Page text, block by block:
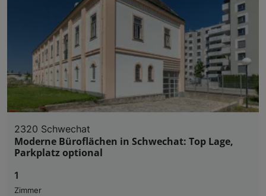
2320 Schwechat
Moderne Büroflächen in Schwechat: Top Lage,
Parkplatz optional
1
Zimmer